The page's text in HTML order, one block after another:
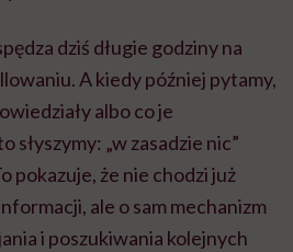
dziś długie godziny na
A kiedy później pytamy,
albo co je
słyszymy: „w zasadzie nic”
pokazuje, że nie chodzi już
ale o sam mechanizm
i poszukiwania kolejnych